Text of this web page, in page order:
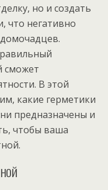
но и создать
что негативно
сможет
В этой
какие герметики
предназначены и
чтобы ваша